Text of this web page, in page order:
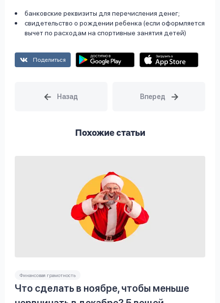
банковские реквизиты для перечисления денег;
свидетельство о рождении ребенка (если оформляется
вычет по расходам на спортивные занятия детей)
Поделиться
Похожие статьи
Финансовая грамотность
Что сделать в ноябре, чтобы меньше